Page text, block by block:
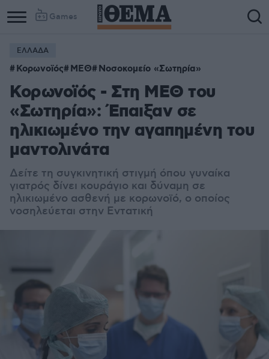
Games
ΕΛΛΑΔΑ
Κορωνοϊός ΜΕΘ Νοσοκομείο «Σωτηρία»
Κορωνοϊός - Στη ΜΕΘ του
«Σωτηρία»: Έπαιξαν σε
ηλικιωμένο την αγαπημένη του
μαντολινάτα
Δείτε τη συγκινητική στιγμή όπου γυναίκα
γιατρός δίνει κουράγιο και δύναμη σε
ηλικιωμένο ασθενή με κορωνοϊό, ο οποίος
νοσηλεύεται στην Εντατική